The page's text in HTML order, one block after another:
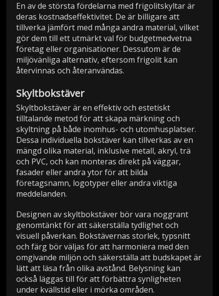
En av de största fördelarna med frigolitskyltar är
deras kostnadseffektivitet. De är billigare att
tillverka jämfört med många andra material, vilket
gör dem till ett utmärkt val för budgetmedvetna
företag eller organisationer. Dessutom är de
miljövänliga alternativ, eftersom frigolit kan
återvinnas och återanvändas.
Skyltbokstäver
Skyltbokstäver är en effektiv och estetiskt
tilltalande metod för att skapa märkning och
skyltning på både inomhus- och utomhusplatser.
Dessa individuella bokstäver kan tillverkas av en
mängd olika material, inklusive metall, akryl, trä
och PVC, och kan monteras direkt på väggar,
fasader eller andra ytor för att bilda
företagsnamn, logotyper eller andra viktiga
meddelanden.
Designen av skyltbokstäver bör vara noggrant
genomtänkt för att säkerställa tydlighet och
visuell påverkan. Bokstävernas storlek, typsnitt
och färg bör väljas för att harmoniera med den
omgivande miljön och säkerställa att budskapet är
lätt att läsa från olika avstånd. Belysning kan
också läggas till för att förbättra synligheten
under kvällstid eller i mörka områden.